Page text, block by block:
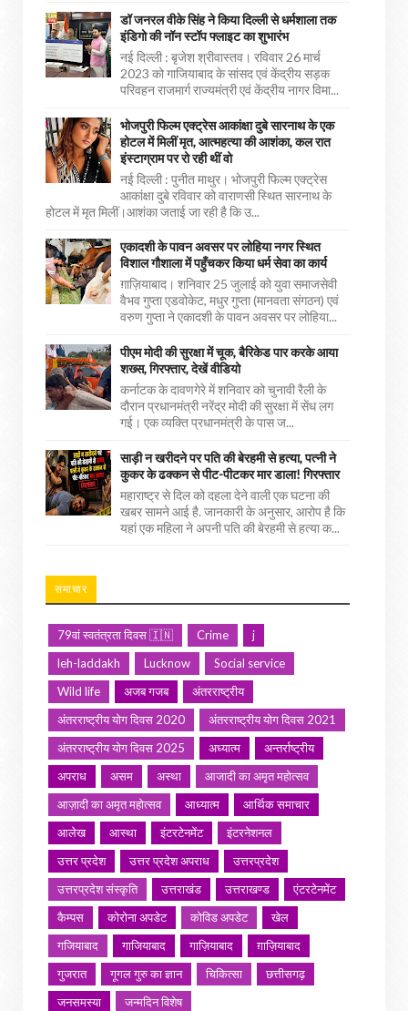
डॉ जनरल वीके सिंह ने किया दिल्ली से धर्मशाला तक
इंडिगो की नॉन स्टॉप फ्लाइट का शुभारंभ
नई दिल्ली : बृजेश श्रीवास्तव। रविवार 26 मार्च
2023 को गाजियाबाद के सांसद एवं केंद्रीय सड़क
परिवहन राजमार्ग राज्यमंत्री एवं केंद्रीय नागर विमा...
भोजपुरी फिल्म एक्ट्रेस आकांक्षा दुबे सारनाथ के एक
होटल में मिलीं मृत, आत्महत्या की आशंका, कल रात
इंस्टाग्राम पर रो रही थीं वो
नई दिल्ली : पुनीत माथुर। भोजपुरी फिल्म एक्ट्रेस
आकांक्षा दुबे रविवार को वाराणसी स्थित सारनाथ के
होटल में मृत मिलीं।आशंका जताई जा रही है कि उ...
एकादशी के पावन अवसर पर लोहिया नगर स्थित
विशाल गौशाला में पहुँचकर किया धर्म सेवा का कार्य
ग़ाज़ियाबाद। शनिवार 25 जुलाई को युवा समाजसेवी
वैभव गुप्ता एडवोकेट, मधुर गुप्ता (मानवता संगठन) एवं
वरुण गुप्ता ने एकादशी के पावन अवसर पर लोहिया...
पीएम मोदी की सुरक्षा में चूक, बैरिकेड पार करके आया
शख्स, गिरफ्तार, देखें वीडियो
कर्नाटक के दावणगेरे में शनिवार को चुनावी रैली के
दौरान प्रधानमंत्री नरेंद्र मोदी की सुरक्षा में सेंध लग
गई। एक व्यक्ति प्रधानमंत्री के पास ज...
साड़ी न खरीदने पर पति की बेरहमी से हत्या, पत्नी ने
कुकर के ढक्कन से पीट-पीटकर मार डाला! गिरफ्तार
महाराष्ट्र से दिल को दहला देने वाली एक घटना की
खबर सामने आई है. जानकारी के अनुसार, आरोप है कि
यहां एक महिला ने अपनी पति की बेरहमी से हत्या क...
समाचार
79वां स्वतंत्रता दिवस 🇮🇳 Crime
j
leh-laddakh
Lucknow
Social service
Wild life
अजब गजब
अंतरराष्ट्रीय
अंतरराष्ट्रीय योग दिवस 2020
अंतरराष्ट्रीय योग दिवस 2021
अंतरराष्ट्रीय योग दिवस 2025
अध्यात्म
अन्तर्राष्ट्रीय
अपराध
असम अस्था
आजादी का अमृत महोत्सव
आज़ादी का अमृत महोत्सव
आध्यात्म
आर्थिक समाचार
आलेख
आस्था इंटरटेनमेंट
इंटरनेशनल
उत्तर प्रदेश
उत्तर प्रदेश अपराध
उत्तरप्रदेश
उत्तरप्रदेश संस्कृति
उत्तराखंड उत्तराखण्ड
एंटरटेनमेंट
कैम्पस
कोरोना अपडेट कोविड अपडेट
खेल
गजियाबाद
गाजियाबाद गाज़ियाबाद
ग़ाज़ियाबाद
गुजरात
गूगल गुरु का ज्ञान चिकित्सा
छत्तीसगढ़
जनसमस्या
जन्मदिन विशेष